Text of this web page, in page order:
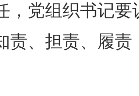
，党组织书记
责、担责、履